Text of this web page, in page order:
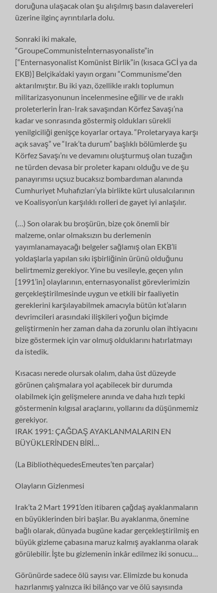
doruğuna ulaşacak olan şu alışılmış basın dalavereleri
üzerine ilginç ayrıntılarla dolu.
Sonraki iki makale,
“GroupeCommunisteİnternasyonaliste”in
[“Enternasyonalist Komünist Birlik”in (kısaca GCİ ya da
EKB)] Belçika’daki yayın organı “Communisme”den
aktarılmıştır. Bu iki yazı, özellikle ıraklı toplumun
militarizasyonunun incelenmesine eğilir ve de ıraklı
proleterlerin İran-Irak savaşından Körfez Savaşı’na
kadar ve sonrasında göstermiş oldukları sürekli
yenilgiciliği genişçe koyarlar ortaya. “Proletaryaya karşı
açık savaş” ve “Irak’ta durum” başlıklı bölümlerde şu
Körfez Savaşı’nı ve devamını oluşturmuş olan tuzağın
ne türden devasa bir proleter kapanı olduğu ve de şu
panayırımsı uçsuz bucaksız bombardıman alanında
Cumhuriyet Muhafızları’yla birlikte kürt ulusalcılarının
ve Koalisyon’un karşılıklı rolleri de gayet iyi anlaşılır.
(…) Son olarak bu broşürün, bize çok önemli bir
malzeme, onlar olmaksızın bu derlemenin
yayımlanamayacağı belgeler sağlamış olan EKB’li
yoldaşlarla yapılan sıkı işbirliğinin ürünü olduğunu
belirtmemiz gerekiyor. Yine bu vesileyle, geçen yılın
[1991’in] olaylarının, enternasyonalist görevlerimizin
gerçekleştirilmesinde uygun ve etkili bir faaliyetin
gereklerini karşılayabilmek amacıyla bütün kıt’aların
devrimcileri arasındaki ilişkileri yoğun biçimde
geliştirmenin her zaman daha da zorunlu olan ihtiyacını
bize göstermek için var olmuş olduklarını hatırlatmayı
da istedik.
Kısacası nerede olursak olalım, daha üst düzeyde
görünen çalışmalara yol açabilecek bir durumda
olabilmek için gelişmelere anında ve daha hızlı tepki
göstermenin kılgısal araçlarını, yollarını da düşünmemiz
gerekiyor.
IRAK 1991: ÇAĞDAŞ AYAKLANMALARIN EN
BÜYÜKLERİNDEN BİRİ…
(La BibliothèquedesEmeutes’ten parçalar)
Olayların Gizlenmesi
Irak’ta 2 Mart 1991’den itibaren çağdaş ayaklanmaların
en büyüklerinden biri başlar. Bu ayaklanma, önemine
bağlı olarak, dünyada bugüne kadar gerçekleştirilmiş en
büyük gizleme çabasına maruz kalmış ayaklanma olarak
görülebilir. İşte bu gizlemenin inkâr edilmez iki sonucu…
Görünürde sadece ölü sayısı var. Elimizde bu konuda
hazırlanmış yalnızca iki bilânço var ve ölü sayısında